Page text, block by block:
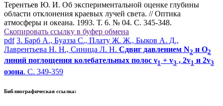
Терентьев Ю. И. Об экспериментальной оценке глубины
области отклонения краевых лучей света. // Оптика
атмосферы и океана. 1993. Т. 6. № 04. С. 345-348.
Скопировать ссылку в буфер обмена
pdf 3. Барб А., Буазза С., Плату Ж. Ж., Быков А. Д.,
Лаврентьева Н. Н., Синица Л. Н. Сдвиг давлением N2 и О2
линий поглощения колебательных полос ν1 + v3 , 2v1 и 2v3
озона. С. 349-359
Библиографическая ссылка: